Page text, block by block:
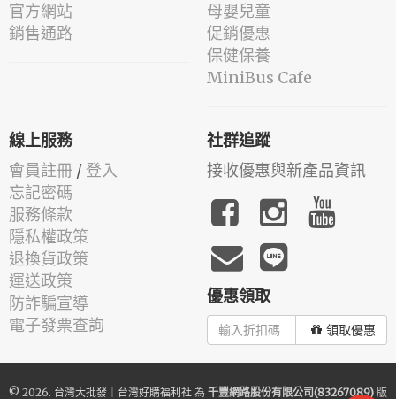
官方網站
銷售通路
母嬰兒童
促銷優惠
保健保養
MiniBus Cafe
線上服務
會員註冊 / 登入
忘記密碼
服務條款
隱私權政策
退換貨政策
運送政策
防詐騙宣導
電子發票查詢
社群追蹤
接收優惠與新產品資訊
優惠領取
領取優惠
© 2026. 台灣大批發｜台灣好購福利社 為 千豐網路股份有限公司(83267089) 版